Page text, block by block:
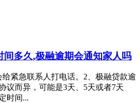
间多久,极融逾期会通知家人吗
紧急联系人打电话。2、极融贷款逾
议而异，可能是3天、5天或者7天
时间...